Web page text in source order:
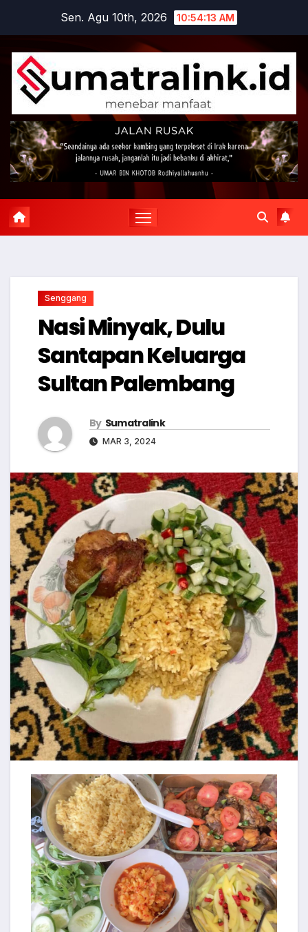
content
Sen. Agu 10th, 2026 10:54:14 AM
Senggang
Nasi Minyak, Dulu
Santapan Keluarga
Sultan Palembang
By Sumatralink
MAR 3, 2024